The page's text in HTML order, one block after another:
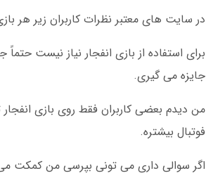
در سایت های معتبر نظرات کاربران زیر هر
برای استفاده از بازی انفجار نیاز نیست
جایزه می گیری.
من دیدم بعضی کاربران فقط روی بازی
فوتبال بیشتره.
اگر سوالی داری می تونی بپرسی من کمکت می